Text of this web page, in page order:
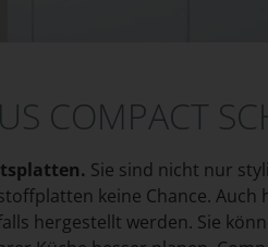
COMPACT
Sie sind nicht nur
keine Chance.
hergestellt werden. Sie